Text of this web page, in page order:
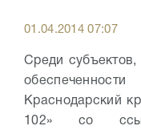
01.04.2014 07:07
Среди
Краснодарский
102» со